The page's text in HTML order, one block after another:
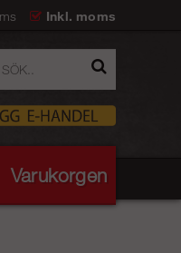
Inkl. moms
Varukorgen